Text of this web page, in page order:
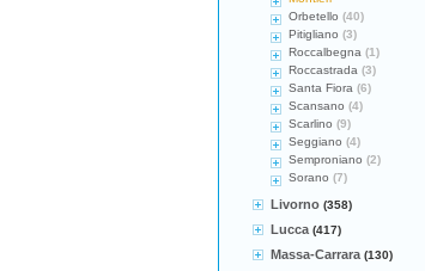
Orbetello (40)
Pitigliano (3)
Roccalbegna (1)
Roccastrada (3)
Santa Fiora (6)
Scansano (4)
Scarlino (9)
Seggiano (4)
Semproniano (2)
Sorano (7)
Livorno (358)
Lucca (417)
Massa-Carrara (130)